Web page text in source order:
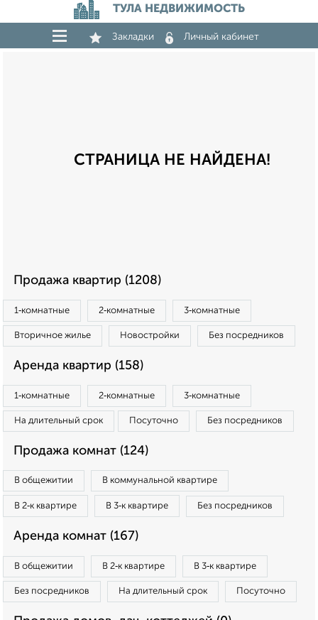
ТУЛА НЕДВИЖИМОСТЬ
Закладки Личный кабинет
СТРАНИЦА НЕ НАЙДЕНА!
Продажа квартир (1208)
1‑комнатные 2‑комнатные 3‑комнатные
Вторичное жилье Новостройки Без посредников
Аренда квартир (158)
1‑комнатные 2‑комнатные 3‑комнатные
На длительный срок Посуточно Без посредников
Продажа комнат (124)
В общежитии В коммунальной квартире
В 2‑к квартире В 3‑к квартире Без посредников
Аренда комнат (167)
В общежитии В 2‑к квартире В 3‑к квартире
Без посредников На длительный срок Посуточно